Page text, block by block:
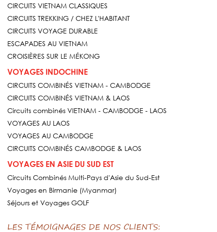
CIRCUITS VIETNAM CLASSIQUES
CIRCUITS TREKKING / CHEZ L'HABITANT
CIRCUITS VOYAGE DURABLE
ESCAPADES AU VIETNAM
CROISIÈRES SUR LE MÉKONG
VOYAGES INDOCHINE
CIRCUITS COMBINÉS VIETNAM - CAMBODGE
CIRCUITS COMBINÉS VIETNAM & LAOS
Circuits combinés VIETNAM - CAMBODGE - LAOS
VOYAGES AU LAOS
VOYAGES AU CAMBODGE
CIRCUITS COMBINÉS CAMBODGE & LAOS
VOYAGES EN ASIE DU SUD EST
Circuits Combinés Multi-Pays d'Asie du Sud-Est
Voyages en Birmanie (Myanmar)
Séjours et Voyages GOLF
LES TÉMOIGNAGES DE NOS CLIENTS: